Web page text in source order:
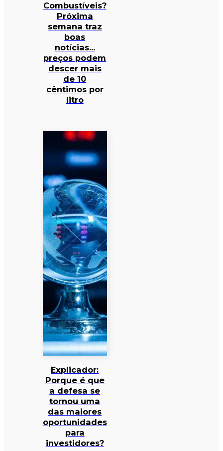
Combustíveis?
Próxima
semana traz
boas
notícias…
preços podem
descer mais
de 10
cêntimos por
litro
Explicador:
Porque é que
a defesa se
tornou uma
das maiores
oportunidades
para
investidores?